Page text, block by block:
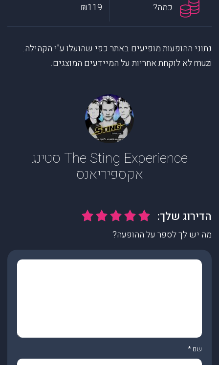
כמה? ₪119
נתוני ההופעות מופיעים באתר כפי שהועלו ע"י הקהילה.
muzi לא לוקחת אחריות על המיידעים המוצגים.
The Sting Experience סטינג
אקספיריאנס
מה יש לך לספר על ההופעה?
שם*